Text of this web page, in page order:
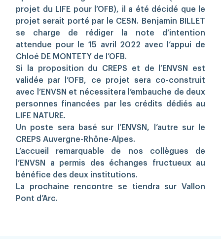
projet du LIFE pour l’OFB), il a été décidé que le
projet serait porté par le CESN. Benjamin BILLET
se charge de rédiger la note d’intention
attendue pour le 15 avril 2022 avec l‘appui de
Chloé DE MONTETY de l’OFB.
Si la proposition du CREPS et de l’ENVSN est
validée par l’OFB, ce projet sera co-construit
avec l’ENVSN et nécessitera l’embauche de deux
personnes financées par les crédits dédiés au
LIFE NATURE.
Un poste sera basé sur l’ENVSN, l’autre sur le
CREPS Auvergne-Rhône-Alpes.
L’accueil remarquable de nos collègues de
l’ENVSN a permis des échanges fructueux au
bénéfice des deux institutions.
La prochaine rencontre se tiendra sur Vallon
Pont d’Arc.